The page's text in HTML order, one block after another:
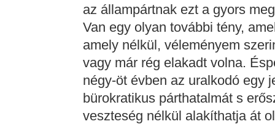
az állampártnak ezt a gyors
Van egy olyan további tény,
amely nélkül, véleményem
vagy már rég elakadt volna.
négy-öt évben az uralkodó egy
bürokratikus párthatalmát s
veszteség nélkül alakíthatja át